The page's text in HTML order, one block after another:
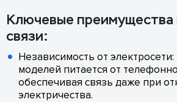
Ключевые
связи:
Независимость от
моделей питается от
обеспечивая связь даже при
электричества.